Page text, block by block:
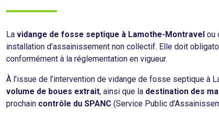
La vidange de fosse septique à Lamothe-Montravel ou
installation d’assainissement non collectif. Elle doit
conformément à la réglementation en vigueur.
À l’issue de l’intervention de vidange de fosse septique à
volume de boues extrait, ainsi que la destination des
prochain contrôle du SPANC (Service Public